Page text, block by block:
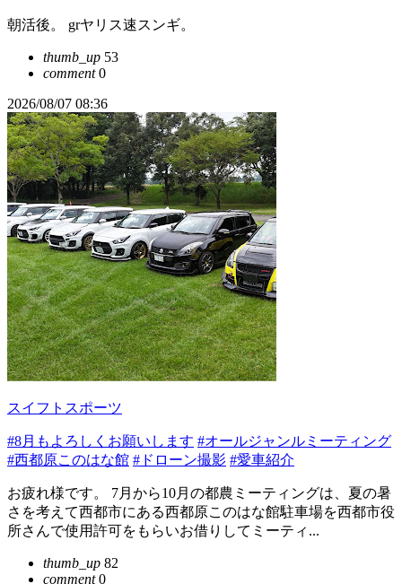
朝活後。 grヤリス速スンギ。
thumb_up 53
comment0
2026/08/07 08:36
スイフトスポーツ
#8月もよろしくお願いします #オールジャンルミーティング
#西都原このはな館 #ドローン撮影 #愛車紹介
お疲れ様です。 7月から10月の都農ミーティングは、夏の暑
さを考えて西都市にある西都原このはな館駐車場を西都市役
所さんで使用許可をもらいお借りしてミーティ...
thumb_up 82
comment0